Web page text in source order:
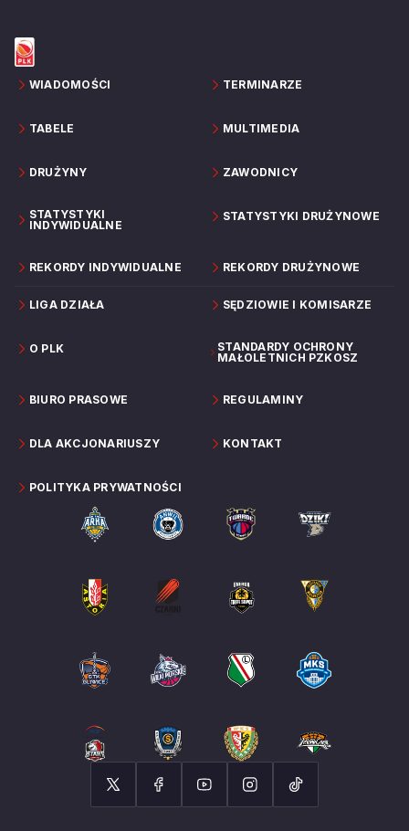
WIADOMOŚCI TERMINARZE
TABELE MULTIMEDIA
DRUŻYNY ZAWODNICY
STATYSTYKI
INDYWIDUALNE
STATYSTYKI DRUŻYNOWE
REKORDY INDYWIDUALNE REKORDY DRUŻYNOWE
LIGA DZIAŁA SĘDZIOWIE I KOMISARZE
O PLK
STANDARDY OCHRONY
MAŁOLETNICH PZKOSZ
BIURO PRASOWE REGULAMINY
DLA AKCJONARIUSZY KONTAKT
POLITYKA PRYWATNOŚCI